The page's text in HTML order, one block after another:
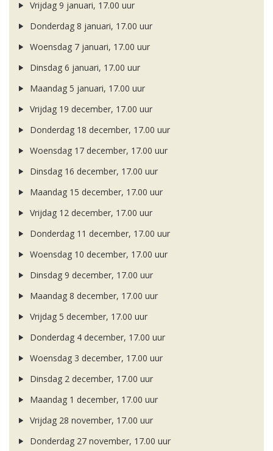
Vrijdag 9 januari, 17.00 uur
Donderdag 8 januari, 17.00 uur
Woensdag 7 januari, 17.00 uur
Dinsdag 6 januari, 17.00 uur
Maandag 5 januari, 17.00 uur
Vrijdag 19 december, 17.00 uur
Donderdag 18 december, 17.00 uur
Woensdag 17 december, 17.00 uur
Dinsdag 16 december, 17.00 uur
Maandag 15 december, 17.00 uur
Vrijdag 12 december, 17.00 uur
Donderdag 11 december, 17.00 uur
Woensdag 10 december, 17.00 uur
Dinsdag 9 december, 17.00 uur
Maandag 8 december, 17.00 uur
Vrijdag 5 december, 17.00 uur
Donderdag 4 december, 17.00 uur
Woensdag 3 december, 17.00 uur
Dinsdag 2 december, 17.00 uur
Maandag 1 december, 17.00 uur
Vrijdag 28 november, 17.00 uur
Donderdag 27 november, 17.00 uur